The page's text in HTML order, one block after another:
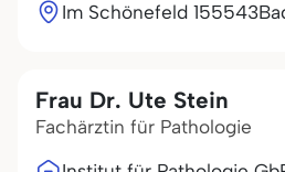
Im Schönefeld 155543
Frau Dr. Ute Stein
Fachärztin für Pathologie